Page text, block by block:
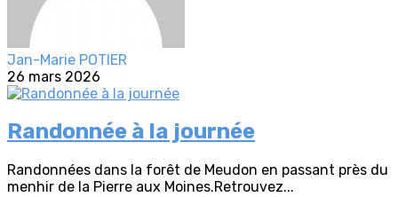
Jan-Marie POTIER
26 mars 2026
Randonnée à la journée
Randonnées dans la forêt de Meudon en passant près du
menhir de la Pierre aux Moines.Retrouvez...